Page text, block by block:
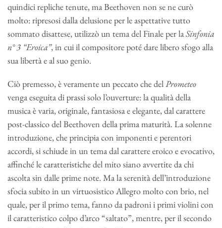
quindici repliche tenute, ma Beethoven non se ne curò
molto: ripresosi dalla delusione per le aspettative tutto
sommato disattese, utilizzò un tema del Finale per laSinfonia
n° 3 “Eroica”, in cui il compositore poté dare libero sfogo alla
sua libertà e al suo genio.
Ciò premesso, è veramente un peccato che delPrometeo
venga eseguita di prassi solo l’ouverture: la qualità della
musica è varia, originale, fantasiosa e elegante, dal carattere
post-classico del Beethoven della prima maturità. La solenne
introduzione, che principia con imponenti e perentori
accordi, si schiude in un tema dal carattere eroico e evocativo,
affinché le caratteristiche del mito siano avvertite da chi
ascolta sin dalle prime note. Ma la serenità dell’introduzione
sfocia subito in un virtuosistico Allegro molto con brio, nel
quale, per il primo tema, fanno da padroni i primi violini con
il caratteristico colpo d’arco “saltato”, mentre, per il secondo